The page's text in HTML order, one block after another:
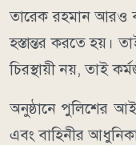
তারেক রহমান আরও
হস্তান্তর করতে হয়।
চিরস্থায়ী নয়, তাই
অনুষ্ঠানে পুলিশের
এবং বাহিনীর